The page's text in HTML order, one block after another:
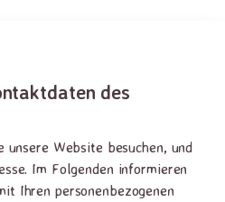
des
unsere Website besuchen, und
Im Folgenden informieren
Ihren personenbezogenen